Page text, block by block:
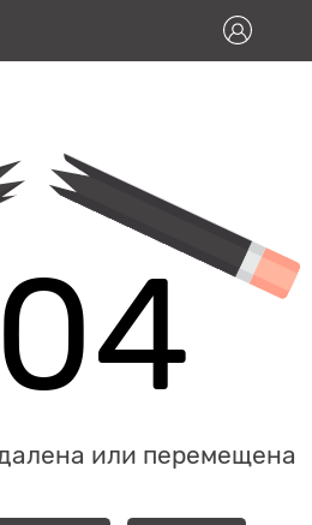
или перемещена